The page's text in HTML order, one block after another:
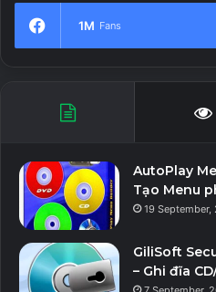
1M Fans
AutoPlay
Tạo Menu
19 September,
GiliSoft
– Ghi đĩa